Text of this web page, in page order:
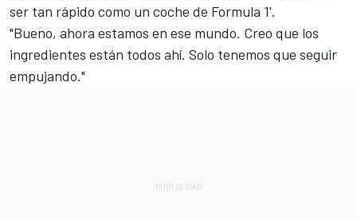
ser tan rápido como un coche de Formula 1'.
"Bueno, ahora estamos en ese mundo. Creo que los
ingredientes están todos ahí. Solo tenemos que seguir
empujando."